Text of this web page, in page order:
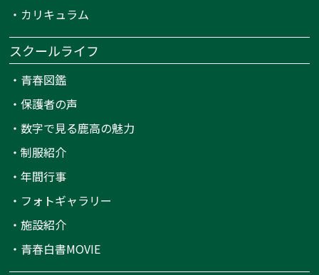
・ カリキュラム
スクールライフ
・ 青春図鑑
・保護者の声
・数字で見る鹿高の魅力
・制服紹介
・年間行事
・ フォトギャラリー
・施設紹介
・ 青春白書MOVIE